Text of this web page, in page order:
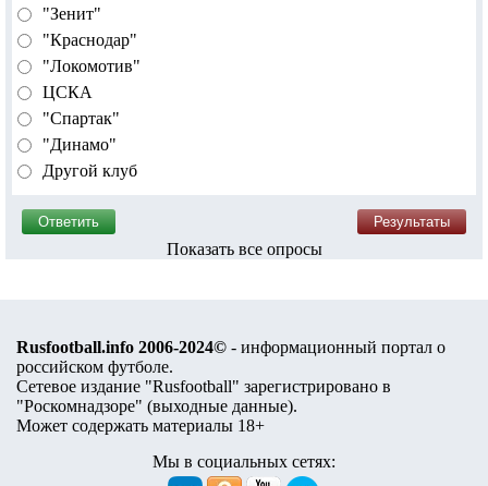
"Зенит"
"Краснодар"
"Локомотив"
ЦСКА
"Спартак"
"Динамо"
Другой клуб
Показать все опросы
Rusfootball.info 2006-2024© - информационный портал о
российском футболе.
Сетевое издание "Rusfootball" зарегистрировано в
"Роскомнадзоре" (выходные данные).
Может содержать материалы 18+
Мы в социальных сетях: